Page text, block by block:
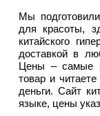
Мы
для красоты,
китайского
доставкой в
Цены – самые
товар и
деньги. Сайт
языке, цены